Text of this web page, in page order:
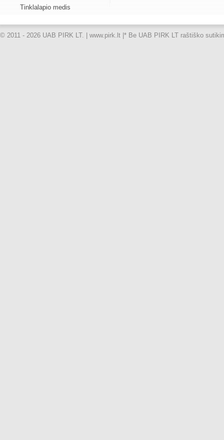
Tinklalapio medis
© 2011 - 2026 UAB PIRK LT. | www.pirk.lt | * Be UAB PIRK LT raštiško